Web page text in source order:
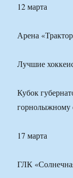
12 марта
Арена
Лучшие
Кубок
горнолыжному
17 марта
ГЛК